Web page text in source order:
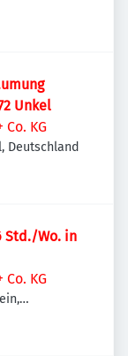
Unkel
KG
Deutschland
Std./Wo. in
KG